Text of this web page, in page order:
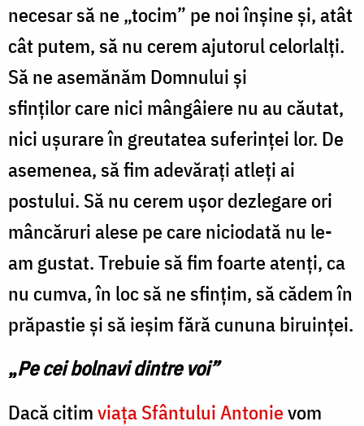
necesar să ne „tocim” pe noi înșine și, atât
cât putem, să nu cerem ajutorul celorlalți.
Să ne asemănăm Domnului și
sfinților care nici mângâiere nu au căutat,
nici ușurare în greutatea suferinței lor. De
asemenea, să fim adevărați atleți ai
postului. Să nu cerem ușor dezlegare ori
mâncăruri alese pe care niciodată nu le-
am gustat. Trebuie să fim foarte atenți, ca
nu cumva, în loc să ne sfințim, să cădem în
prăpastie și să ieșim fără cununa biruinței.
„Pe cei bolnavi dintre voi”
Dacă citimviața Sfântului Antonievom